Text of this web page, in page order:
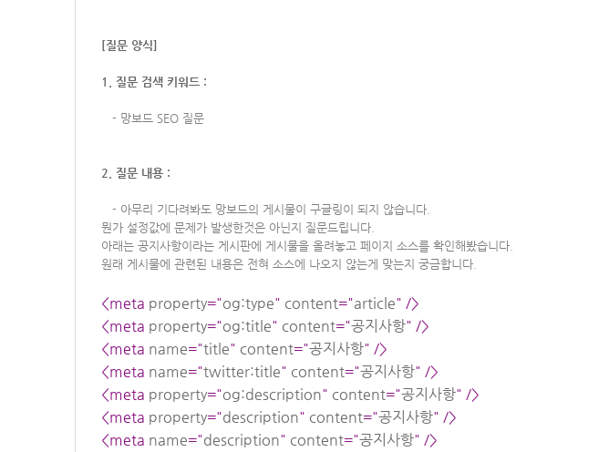
[질문 양식]
1. 질문 검색 키워드 :
- 망보드 SEO 질문
2. 질문 내용 :
- 아무리 기다려봐도 망보드의 게시물이 구글링이 되지 않습니다.
뭔가 설정값에 문제가 발생한것은 아닌지 질문드립니다.
아래는 공지사항이라는 게시판에 게시물을 올려놓고 페이지 소스를 확인해봤습니다.
원래 게시물에 관련된 내용은 전혀 소스에 나오지 않는게 맞는지 궁금합니다.
<meta property="og:type" content="article" />
<meta property="og:title" content="공지사항" />
<meta name="title" content="공지사항" />
<meta name="twitter:title" content="공지사항" />
<meta property="og:description" content="공지사항" />
<meta property="description" content="공지사항" />
<meta name="description" content="공지사항" />